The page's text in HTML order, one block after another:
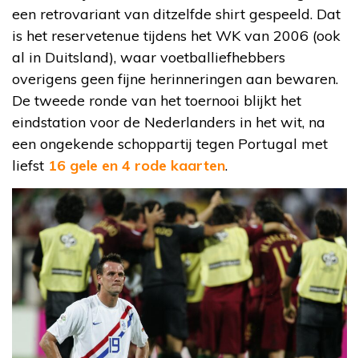
een retrovariant van ditzelfde shirt gespeeld. Dat
is het reservetenue tijdens het WK van 2006 (ook
al in Duitsland), waar voetballiefhebbers
overigens geen fijne herinneringen aan bewaren.
De tweede ronde van het toernooi blijkt het
eindstation voor de Nederlanders in het wit, na
een ongekende schoppartij tegen Portugal met
liefst 16 gele en 4 rode kaarten.